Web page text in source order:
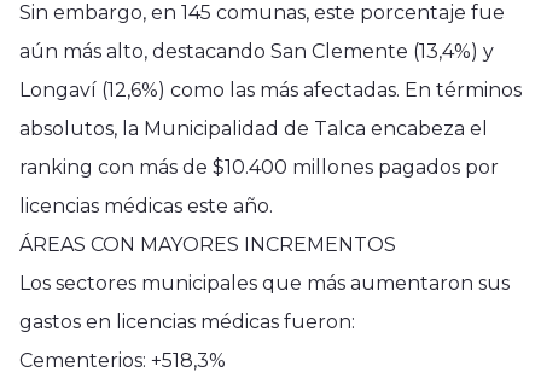
Sin embargo, en 145 comunas, este porcentaje fue
aún más alto, destacando San Clemente (13,4%) y
Longaví (12,6%) como las más afectadas. En términos
absolutos, la Municipalidad de Talca encabeza el
ranking con más de $10.400 millones pagados por
licencias médicas este año.
ÁREAS CON MAYORES INCREMENTOS
Los sectores municipales que más aumentaron sus
gastos en licencias médicas fueron:
Cementerios: +518,3%